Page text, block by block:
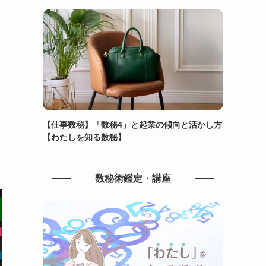
【仕事数秘】「数秘4」と起業の傾向と活かし方
【わたしを知る数秘】
数秘術鑑定・講座